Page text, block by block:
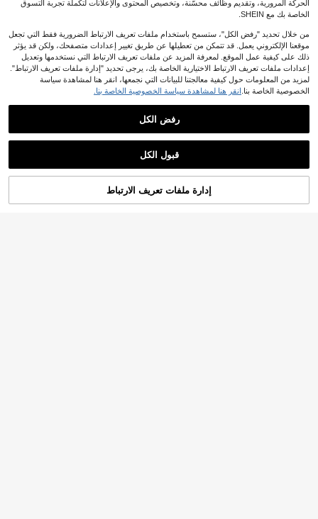
%30 خصم! أضف إلى عربة التسوق بنجاح
الحركة المرورية، وتقديم وظائف محسّنة، وتخصيص المحتوى والإعلانات لتكملة تجربة التسوق
الخاصة بك مع SHEIN.
من خلال تحديد "رفض الكل"، ستسمح باستخدام ملفات تعريف الارتباط الضرورية فقط التي تجعل
موقعنا الإلكتروني يعمل. قد تتمكن من تعطيلها عن طريق تغيير إعدادات متصفحك، ولكن قد يؤثر
ذلك على كيفية عمل الموقع. لمعرفة المزيد عن ملفات تعريف الارتباط التي نستخدمها وتعديل
إعدادات ملفات تعريف الارتباط الاختيارية الخاصة بك، يرجى تحديد "إدارة ملفات تعريف الارتباط".
لمزيد من المعلومات حول كيفية معالجتنا للبيانات التي نجمعها، انقر هنا لمشاهدة سياسة
الخصوصية الخاصة بنا. انقر هنا لمشاهدة سياسة الخصوصية الخاصة بنا.
رفض الكل
قبول الكل
إدارة ملفات تعريف الارتباط